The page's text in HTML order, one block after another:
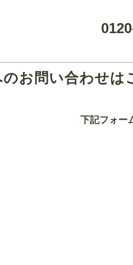
お問い合わせは
下記フォー